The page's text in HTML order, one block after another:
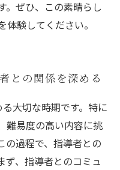
。ぜひ、この素晴らし
験してください。
との関係を深める
大切な時期です。特に
難易度の高い内容に挑
の過程で、指導者との
ず、指導者とのコミュ